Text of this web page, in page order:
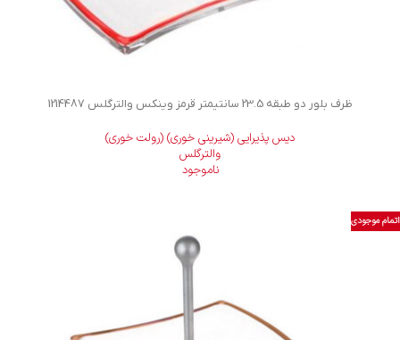
ظرف بلور دو طبقه 23.5 سانتیمتر قرمز وینکس والترگلس 1214487
دیس پذیرایی (شیرینی خوری) (رولت خوری)
والترگلس
ناموجود
اتمام موجودی